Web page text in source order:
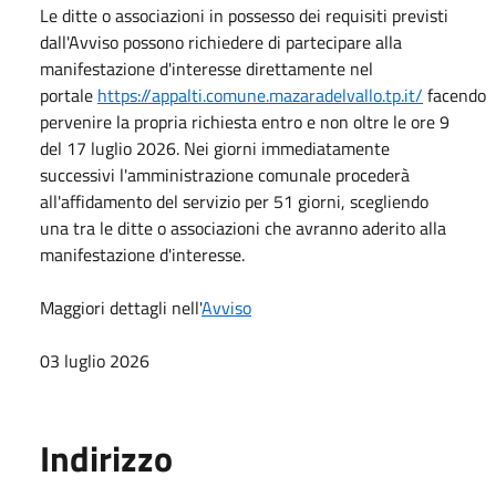
Le ditte o associazioni in possesso dei requisiti previsti
dall'Avviso possono richiedere di partecipare alla
manifestazione d'interesse direttamente nel
portale https://appalti.comune.mazaradelvallo.tp.it/ facendo
pervenire la propria richiesta entro e non oltre le ore 9
del 17 luglio 2026. Nei giorni immediatamente
successivi l'amministrazione comunale procederà
all'affidamento del servizio per 51 giorni, scegliendo
una tra le ditte o associazioni che avranno aderito alla
manifestazione d'interesse.
Maggiori dettagli nell'Avviso
03 luglio 2026
Indirizzo